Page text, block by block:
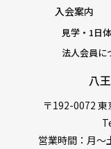
八
〒192-0072
営業時間：月〜
入会案内
見学・1日
法人会員に